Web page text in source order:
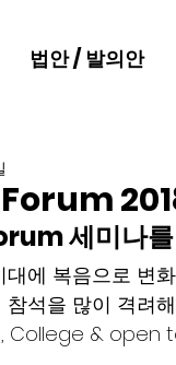
법안 / 발의안
세미나
대에 복음으로 변
참석을 많이 격려
College & open